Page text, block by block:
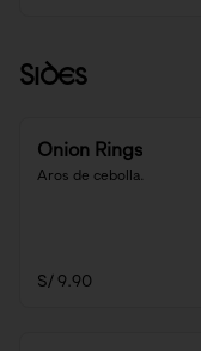
Sides
Onion Rings
Aros de cebolla.
S/ 9.90